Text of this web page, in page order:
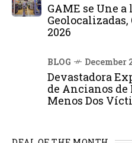
GAME se Une a
2026
BLOG December
Devastadora
de Ancianos
Menos Dos